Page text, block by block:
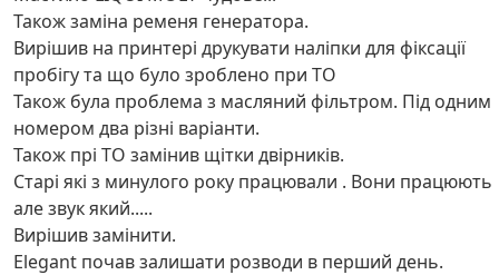
Також заміна ременя генератора.
Вирішив на принтері друкувати наліпки для фіксації
пробігу та що було зроблено при ТО
Також була проблема з масляний фільтром. Під одним
номером два різні варіанти.
Також прі ТО замінив щітки двірників.
Старі які з минулого року працювали . Вони працюють
але звук який.....
Вирішив замінити.
Elegant почав залишати розводи в перший день.